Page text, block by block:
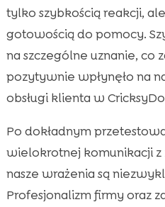
tylko szybkością reakcji,
gotowością do pomocy.
na szczególne uznanie, co
pozytywnie wpłynęło na
obsługi klienta w
Po dokładnym
wielokrotnej komunikacji z
nasze wrażenia są
Profesjonalizm firmy oraz